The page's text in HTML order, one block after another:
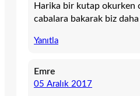
Harika bir kutap okurken
cabalara bakarak biz
Yanıtla
Emre
05 Aralık 2017